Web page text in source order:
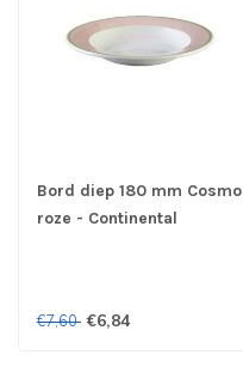
Bord diep 180 mm Cosmo
roze - Continental
€7,60 €6,84